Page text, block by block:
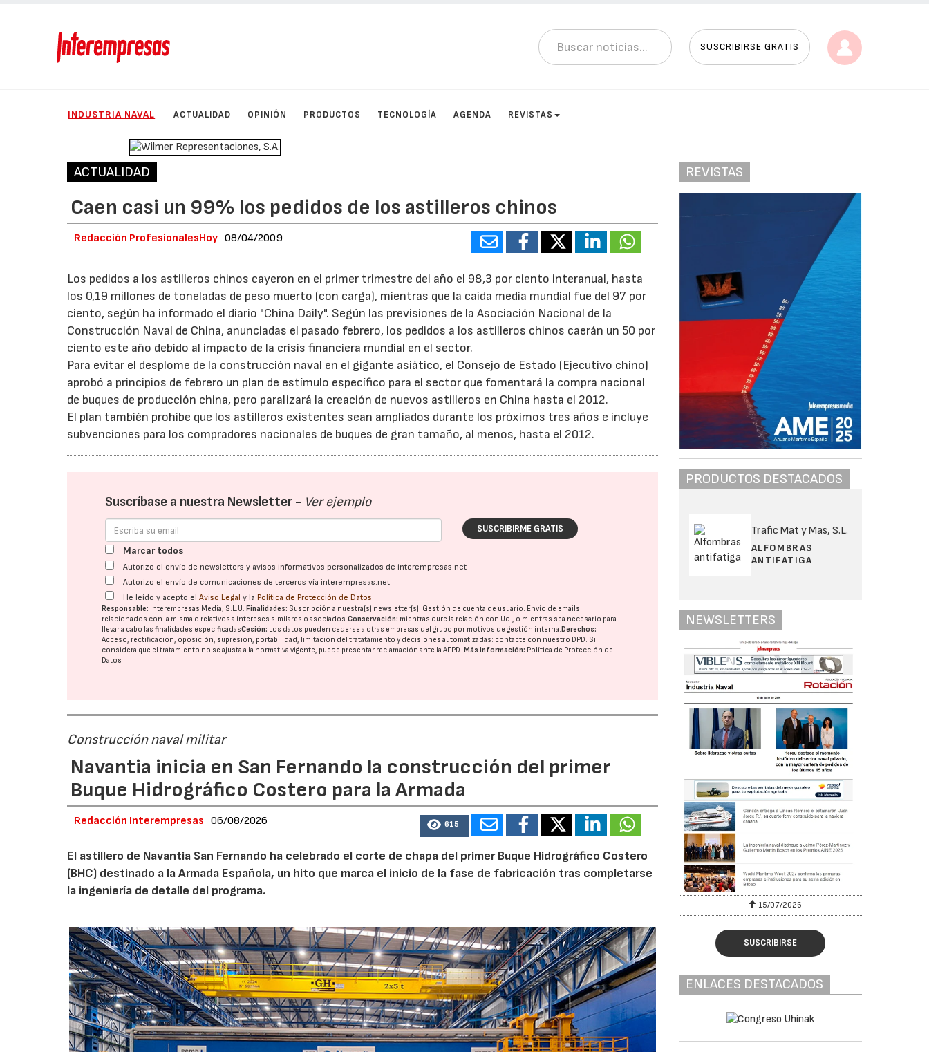
SUSCRIBIRSE GRATIS
INDUSTRIA NAVAL ACTUALIDAD OPINIÓN PRODUCTOS TECNOLOGÍA AGENDA REVISTAS
ACTUALIDAD
Caen casi un 99% los pedidos de los astilleros chinos
Redacción ProfesionalesHoy 08/04/2009
Los pedidos a los astilleros chinos cayeron en el primer trimestre del año el 98,3 por ciento interanual, hasta
los 0,19 millones de toneladas de peso muerto (con carga), mientras que la caída media mundial fue del 97 por
ciento, según ha informado el diario "China Daily". Según las previsiones de la Asociación Nacional de la
Construcción Naval de China, anunciadas el pasado febrero, los pedidos a los astilleros chinos caerán un 50 por
ciento este año debido al impacto de la crisis financiera mundial en el sector.
Para evitar el desplome de la construcción naval en el gigante asiático, el Consejo de Estado (Ejecutivo chino)
aprobó a principios de febrero un plan de estímulo específico para el sector que fomentará la compra nacional
de buques de producción china, pero paralizará la creación de nuevos astilleros en China hasta el 2012.
El plan también prohíbe que los astilleros existentes sean ampliados durante los próximos tres años e incluye
subvenciones para los compradores nacionales de buques de gran tamaño, al menos, hasta el 2012.
Suscríbase a nuestra Newsletter - Ver ejemplo
SUSCRIBIRME GRATIS
Marcar todos
Autorizo el envío de newsletters y avisos informativos personalizados de interempresas.net
Autorizo el envío de comunicaciones de terceros vía interempresas.net
He leído y acepto elAviso Legal y la Política de Protección de Datos
Responsable: Interempresas Media, S.L.U. Finalidades: Suscripción a nuestra(s) newsletter(s). Gestión de cuenta de usuario. Envío de emails
relacionados con la misma o relativos a intereses similares o asociados.Conservación: mientras dure la relación con Ud., o mientras sea necesario para
llevar a cabo las finalidades especificadasCesión: Los datos pueden cederse a otras empresas del grupo por motivos de gestión interna. Derechos:
Acceso, rectificación, oposición, supresión, portabilidad, limitación del tratatamiento y decisiones automatizadas: contacte con nuestro DPD. Si
considera que el tratamiento no se ajusta a la normativa vigente, puede presentar reclamación ante laAEPD. Más información: Política de Protección de
Datos
Construcción naval militar
Navantia inicia en San Fernando la construcción del primer
Buque Hidrográfico Costero para la Armada
Redacción Interempresas 06/08/2026 615
El astillero de Navantia San Fernando ha celebrado el corte de chapa del primer Buque Hidrográfico Costero
(BHC) destinado a la Armada Española, un hito que marca el inicio de la fase de fabricación tras completarse
la ingeniería de detalle del programa.
REVISTAS
PRODUCTOS DESTACADOS
Trafic Mat y Mas, S.L.
ALFOMBRAS
ANTIFATIGA
NEWSLETTERS
15/07/2026
SUSCRIBIRSE
ENLACES DESTACADOS